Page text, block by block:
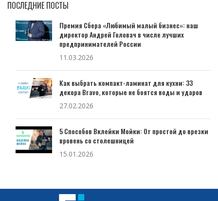
ПОСЛЕДНИЕ ПОСТЫ
Премия Сбера «Любимый малый бизнес»: наш
директор Андрей Головач в числе лучших
предпринимателей России
11.03.2026
Как выбрать компакт-ламинат для кухни: 33
декора Bravo, которые не боятся воды и ударов
27.02.2026
5 Способов Вклейки Мойки: От простой до врезки
вровень со столешницей
15.01.2026